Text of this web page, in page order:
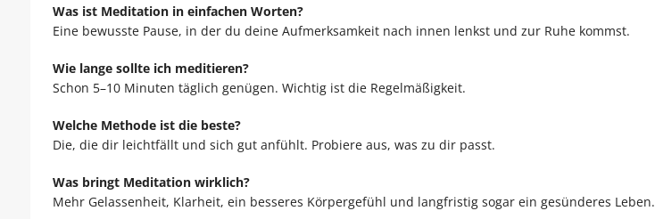
Was ist Meditation in einfachen Worten?
Eine bewusste Pause, in der du deine Aufmerksamkeit nach innen lenkst und zur Ruhe kommst.
Wie lange sollte ich meditieren?
Schon 5–10 Minuten täglich genügen. Wichtig ist die Regelmäßigkeit.
Welche Methode ist die beste?
Die, die dir leichtfällt und sich gut anfühlt. Probiere aus, was zu dir passt.
Was bringt Meditation wirklich?
Mehr Gelassenheit, Klarheit, ein besseres Körpergefühl und langfristig sogar ein gesünderes Leben.